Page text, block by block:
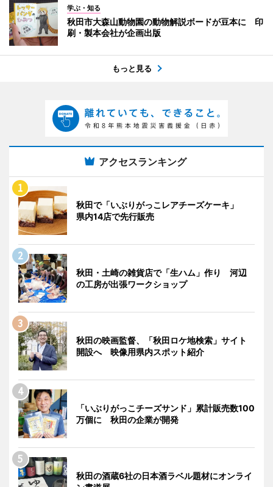
学ぶ・知る
秋田市大森山動物園の動物解説ボードが豆本に 印
刷・製本会社が企画出版
もっと見る
アクセスランキング
秋田で「いぶりがっこレアチーズケーキ」
県内14店で先行販売
秋田・土崎の雑貨店で「生ハム」作り 河辺
の工房が出張ワークショップ
秋田の映画監督、「秋田ロケ地検索」サイト
開設へ 映像用県内スポット紹介
「いぶりがっこチーズサンド」累計販売数100
万個に 秋田の企業が開発
秋田の酒蔵6社の日本酒ラベル題材にオンライ